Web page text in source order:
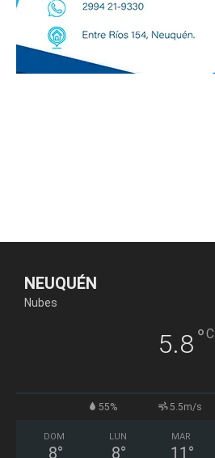
NEUQUÉN
Nubes
5.8°C
55% 5.5m/s
DOM
8°
LUN
8°
MAR
11 °